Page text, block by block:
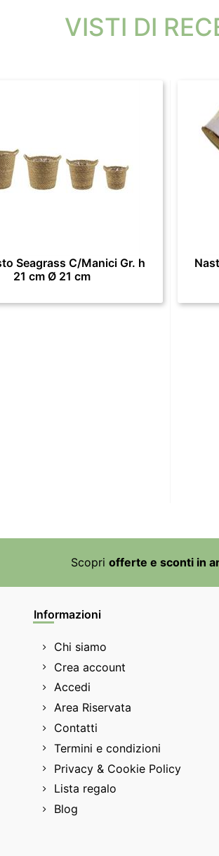
VISTI DI
Seagrass C/Manici Gr. h
21 cm Ø 21 cm
Scopri offerte e sconti in
Informazioni
Chi siamo
Crea account
Accedi
Area Riservata
Contatti
Termini e condizioni
Privacy & Cookie Policy
Lista regalo
Blog